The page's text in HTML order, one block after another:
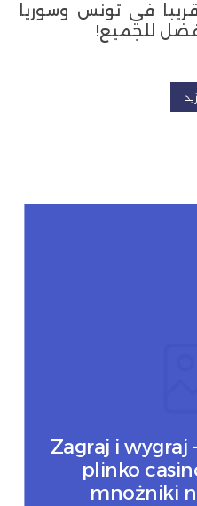
في تونس وسوريا
للجميع!
Zagraj i wygraj
plinko
mnożniki